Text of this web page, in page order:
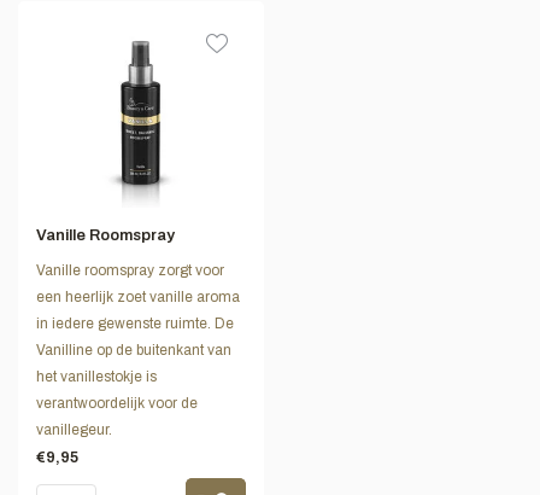
Vanille Roomspray
Vanille roomspray zorgt voor
een heerlijk zoet vanille aroma
in iedere gewenste ruimte. De
Vanilline op de buitenkant van
het vanillestokje is
verantwoordelijk voor de
vanillegeur.
€9,95